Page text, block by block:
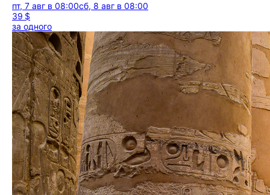
пт, 7 авг в 08:00сб, 8 авг в 08:00
39 $
за одного